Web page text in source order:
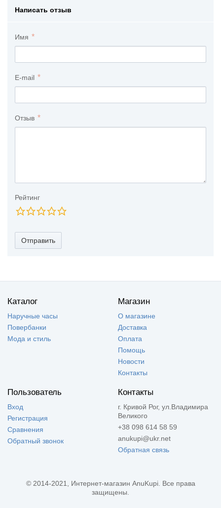
Написать отзыв
Имя
E-mail
Отзыв
Рейтинг
Отправить
Каталог
Наручные часы
Повербанки
Мода и стиль
Магазин
О магазине
Доставка
Оплата
Помощь
Новости
Контакты
Пользователь
Вход
Регистрация
Сравнения
Обратный звонок
Контакты
г. Кривой Рог, ул.Владимира
Великого
+38 098 614 58 59
anukupi@ukr.net
Обратная связь
© 2014-2021, Интернет-магазин AnuKupi. Все права
защищены.